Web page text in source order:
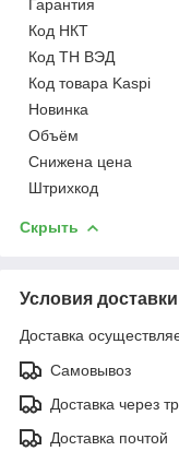
Гарантия
Код НКТ
Код ТН ВЭД
Код товара Kaspi
Новинка
Объём
Снижена цена
Штрихкод
Скрыть
Условия доставки
Доставка
Самовывоз
Доставка через
Доставка почтой